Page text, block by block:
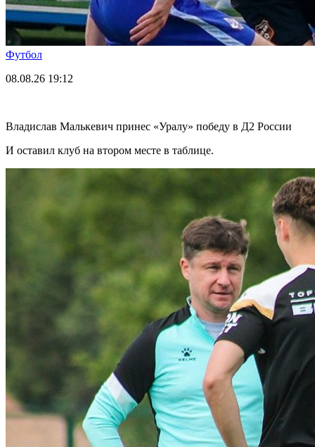
Футбол
08.08.26 19:12
Владислав Малькевич принес «Уралу» победу в Д2 России
И оставил клуб на втором месте в таблице.